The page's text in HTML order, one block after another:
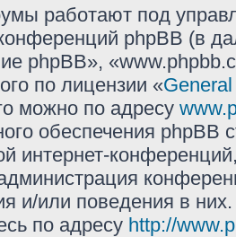
работают под
phpBB (в
phpBB»,
по лицензии «
можно по адресу
обеспечения phpBB
интернет-
и/или поведения в
по адресу http://